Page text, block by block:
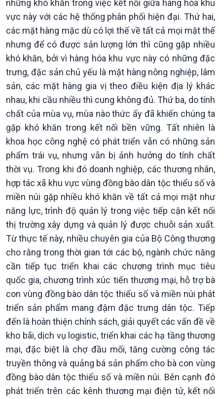
Văn hoá & Du lịch
Tin Văn hoá & Du lịch
Chát với người nổi tiếng
Câu chuyện Thể thao
Multimedia
Ảnh
Video
Infographic
E-Magazine
những khó khăn trong việc kết nối giữa hàng hóa khu
vực này với các hệ thống phân phối hiện đại. Thứ hai,
các mặt hàng mặc dù có lợi thế về tất cả mọi mặt thế
nhưng để có được sản lượng lớn thì cũng gặp nhiều
khó khăn, bởi vì hàng hóa khu vực này có những đặc
trưng, đặc sản chủ yếu là mặt hàng nông nghiệp, lâm
sản, các mặt hàng gia vị theo điều kiện địa lý khác
nhau, khi cầu nhiều thì cung không đủ. Thứ ba, do tính
chất của mùa vụ, mùa nào thức ấy đã khiến chúng ta
gặp khó khăn trong kết nối bền vững. Tất nhiên là
khoa học công nghệ có phát triển vẫn có những sản
phẩm trái vụ, nhưng vẫn bị ảnh hưởng do tính chất
thời vụ. Trong khi đó doanh nghiệp, các thương nhân,
hợp tác xã khu vực vùng đồng bào dân tộc thiểu số và
miền núi gặp nhiều khó khăn về tất cả mọi mặt như
năng lực, trình độ quản lý trong việc tiếp cận kết nối
thị trường xây dựng và quản lý được chuỗi sản xuất.
Từ thực tế này, nhiều chuyên gia của Bộ Công thương
cho rằng trong thời gian tới các bộ, ngành chức năng
cần tiếp tục triển khai các chương trình mục tiêu
quốc gia, chương trình xúc tiến thương mại, hỗ trợ bà
con vùng đồng bào dân tộc thiểu số và miền núi phát
triển sản phẩm mang đậm đặc trưng dân tộc. Tiếp
đến là hoàn thiện chính sách, giải quyết các vấn đề về
kho bãi, dịch vụ logistic, triển khai các hạ tầng thương
mại, đặc biệt là chợ đầu mối, tăng cường công tác
truyền thông và quảng bá sản phẩm cho bà con vùng
đồng bào dân tộc thiểu số và miền núi. Bên cạnh đó
phát triển trên các kênh thương mại điện tử, kết nối